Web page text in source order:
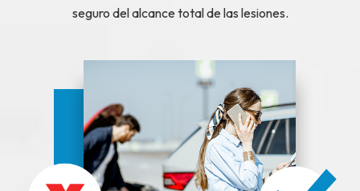
seguro del alcance total de las lesiones.